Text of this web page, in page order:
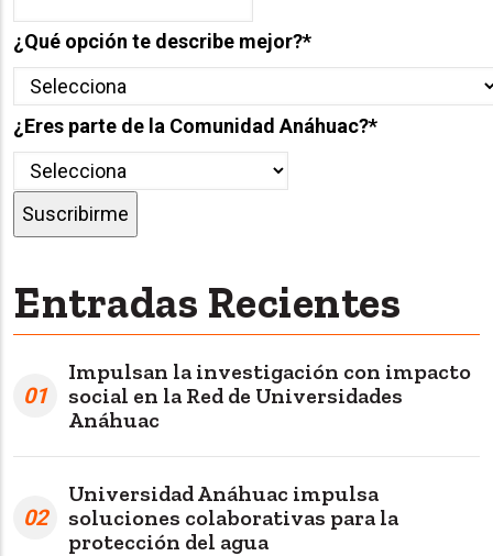
¿Qué opción te describe mejor?*
¿Eres parte de la Comunidad Anáhuac?*
Entradas Recientes
01
Impulsan la investigación con impacto
social en la Red de Universidades
Anáhuac
02
Universidad Anáhuac impulsa
soluciones colaborativas para la
protección del agua